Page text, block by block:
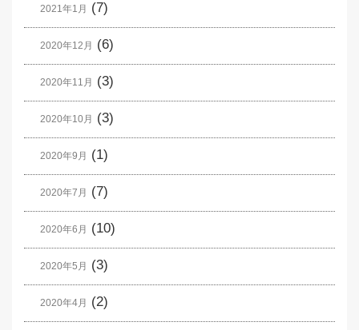
2021年1月 (7)
2020年12月 (6)
2020年11月 (3)
2020年10月 (3)
2020年9月 (1)
2020年7月 (7)
2020年6月 (10)
2020年5月 (3)
2020年4月 (2)